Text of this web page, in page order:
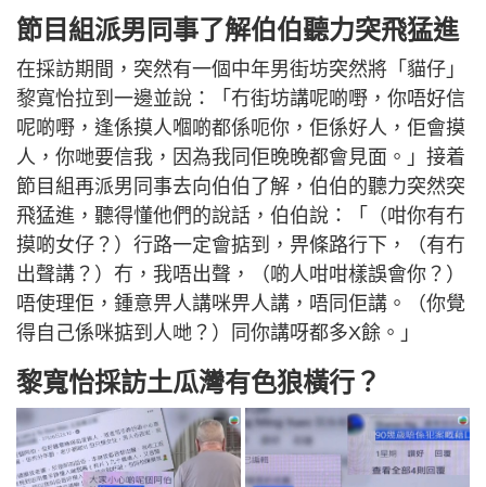
節目組派男同事了解伯伯聽力突飛猛進
在採訪期間，突然有一個中年男街坊突然將「貓仔」
黎寬怡拉到一邊並說：「冇街坊講呢啲嘢，你唔好信
呢啲嘢，逢係摸人嗰啲都係呃你，佢係好人，佢會摸
人，你哋要信我，因為我同佢晚晚都會見面。」接着
節目組再派男同事去向伯伯了解，伯伯的聽力突然突
飛猛進，聽得懂他們的說話，伯伯說：「（咁你有冇
摸啲女仔？）行路一定會掂到，畀條路行下，（有冇
出聲講？）冇，我唔出聲，（啲人咁咁樣誤會你？）
唔使理佢，鍾意畀人講咪畀人講，唔同佢講。（你覺
得自己係咪掂到人哋？）同你講呀都多X餘。」
黎寬怡採訪土瓜灣有色狼橫行？